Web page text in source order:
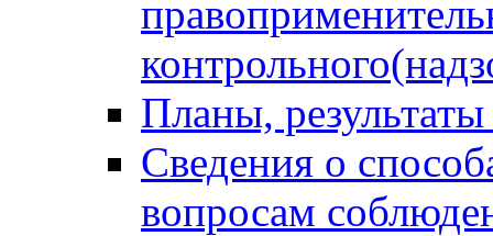
Планы,
Сведения о
вопросам